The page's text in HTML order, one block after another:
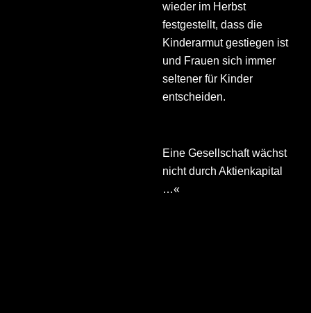
wieder im Herbst
festgestellt, dass die
Kinderarmut gestiegen ist
und Frauen sich immer
seltener für Kinder
entscheiden.
Eine Gesellschaft wächst
nicht durch Aktienkapital
…«